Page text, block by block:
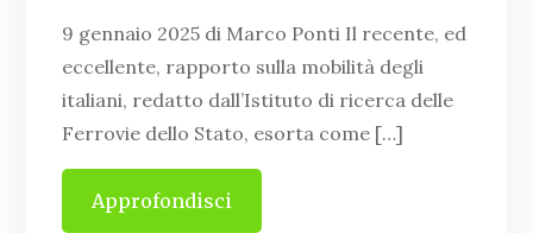
9 gennaio 2025 di Marco Ponti Il recente, ed
eccellente, rapporto sulla mobilità degli
italiani, redatto dall’Istituto di ricerca delle
Ferrovie dello Stato, esorta come […]
Approfondisci